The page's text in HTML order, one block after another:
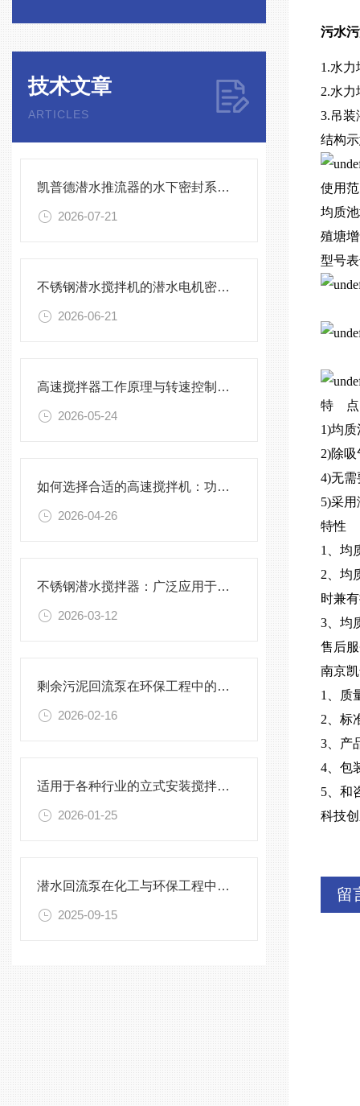
技术文章
ARTICLES
凯普德潜水推流器的水下密封系统维护全流程指南说明
2026-07-21
不锈钢潜水搅拌机的潜水电机密封与泄漏保护
2026-06-21
高速搅拌器工作原理与转速控制技术分析
2026-05-24
如何选择合适的高速搅拌机：功率、转速、搅拌桨叶与物料适配性分析
2026-04-26
不锈钢潜水搅拌器：广泛应用于污水处理与化学工程
2026-03-12
剩余污泥回流泵在环保工程中的应用前景
2026-02-16
适用于各种行业的立式安装搅拌机选型指南
2026-01-25
潜水回流泵在化工与环保工程中的关键作用
2025-09-15
污水
1.水
2.水
3.吊
结构
使用
均质
殖塘
型号
特 点
1)均
2)除
4)无
5)采
特性
1、均
2、均
时兼
3、均
售后
南京
1、质
2、标
3、产
4、包
5、和
科技
留